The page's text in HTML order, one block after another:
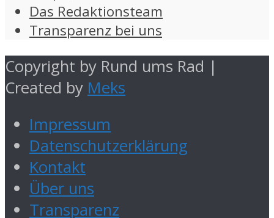
Das Redaktionsteam
Transparenz bei uns
Copyright by Rund ums Rad |
Created by Meks
Impressum
Datenschutzerklärung
Kontakt
Über uns
Transparenz